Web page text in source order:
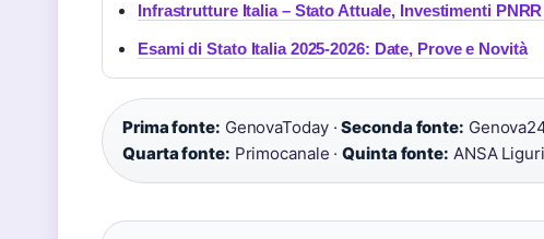
Infrastrutture Italia – Stato Attuale, Investimenti
Esami di Stato Italia 2025-2026: Date, Prove e Novità
Prima fonte: GenovaToday ·Seconda fonte:
Quarta fonte: Primocanale ·Quinta fonte: ANSA